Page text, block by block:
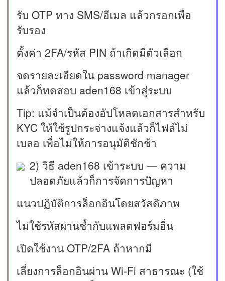
รับ OTP ทาง SMS/อีเมล แล้วกรอกเพื่อ
รับรอง
ตั้งค่า 2FA/รหัส PIN ถ้าเกิดมีตัวเลือก
จดรายละเอียดใน password manager
แล้วก็ทดสอบ aden168 เข้าสู่ระบบ
Tip: แม้จำเป็นต้องอัปโหลดเอกสารสำหรับ
KYC ให้ใช้รูปกระจ่างแจ้งแล้วก็ไฟล์ไม่
เบลอ เพื่อไม่ให้การอนุมัติชักช้า
2) วิธี aden168 เข้าระบบ — ความ
ปลอดภัยแล้วก็การจัดการปัญหา
แนวปฏิบัติการล็อกอินโดยสวัสดิภาพ
ไม่ใช้รหัสผ่านซ้ำกับแพลตฟอร์มอื่น
เปิดใช้งาน OTP/2FA ถ้าหากมี
เลี่ยงการล็อกอินผ่าน Wi-Fi สาธารณะ (ใช้